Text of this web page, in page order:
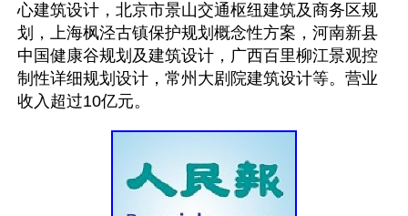
心建筑设计，北京市景山交通枢纽建筑及商务区规
划，上海枫泾古镇保护规划概念性方案，河南新县
中国健康谷规划及建筑设计，广西百里柳江景观控
制性详细规划设计，常州大剧院建筑设计等。营业
收入超过10亿元。